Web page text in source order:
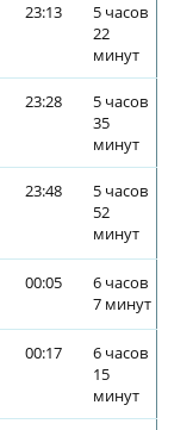
23:13
5 часов
22
минут
23:28
5 часов
35
минут
23:48
5 часов
52
минут
00:05
6 часов
7 минут
00:17
6 часов
15
минут